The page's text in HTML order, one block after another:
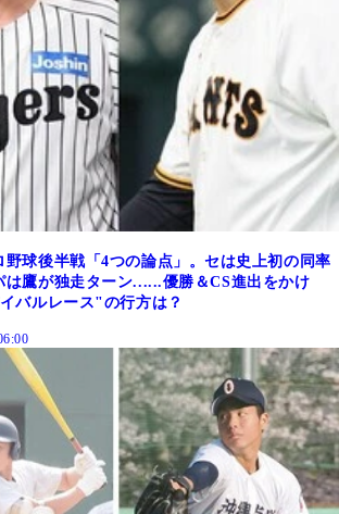
球後半戦「4つの論点」。セは史上初の同率
は鷹が独走ターン......優勝＆CS進出をかけ
バルレース"の行方は？